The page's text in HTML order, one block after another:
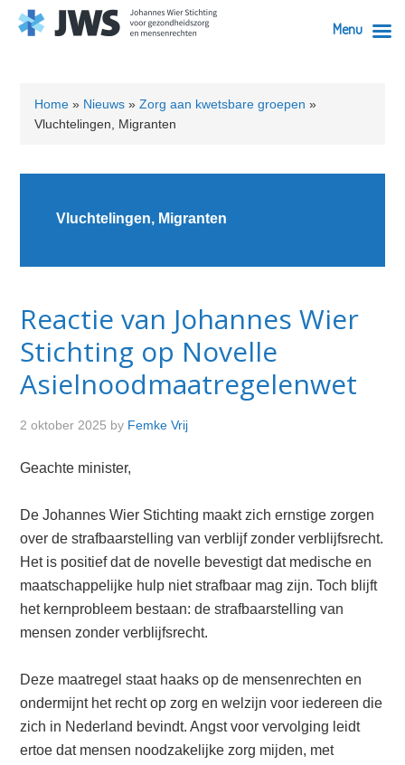
primary
content
primary
footer
Home » Nieuws »Zorg aan kwetsbare groepen »
Vluchtelingen, Migranten
Vluchtelingen, Migranten
Reactie van Johannes Wier
Stichting op Novelle
Asielnoodmaatregelenwet
2 oktober 2025 by Femke Vrij
Geachte minister,
De Johannes Wier Stichting maakt zich ernstige zorgen
over de strafbaarstelling van verblijf zonder verblijfsrecht.
Het is positief dat de novelle bevestigt dat medische en
maatschappelijke hulp niet strafbaar mag zijn. Toch blijft
het kernprobleem bestaan: de strafbaarstelling van
mensen zonder verblijfsrecht.
Deze maatregel staat haaks op de mensenrechten en
ondermijnt het recht op zorg en welzijn voor iedereen die
zich in Nederland bevindt. Angst voor vervolging leidt
ertoe dat mensen noodzakelijke zorg mijden, met
Menu